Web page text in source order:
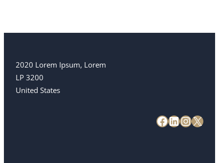
2020 Lorem Ipsum, Lorem
LP 3200
United States